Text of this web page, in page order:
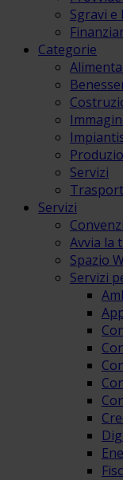
Sgravi e
Categorie
Servizi
Servizi
Avvia la
Spazio
Servizi